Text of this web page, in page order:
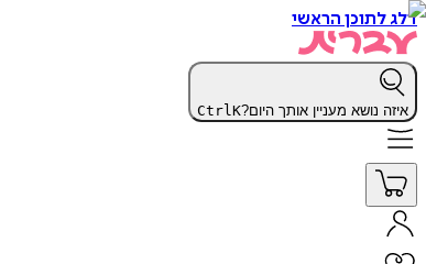
דלג לתוכן הראשי
איזה נושא מעניין אותך היום? CtrlK